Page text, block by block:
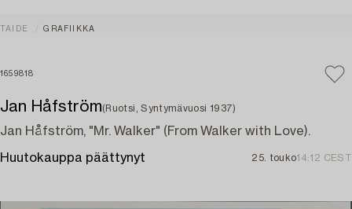
TAIDE GRAFIIKKA
1659818
Jan Håfström(Ruotsi, Syntymävuosi 1937)
Jan Håfström, "Mr. Walker" (From Walker with Love).
Huutokauppa päättynyt 25. touko14:12 CEST